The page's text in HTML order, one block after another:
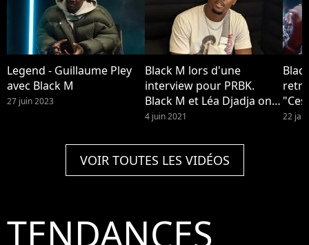
Legend - Guillaume Pley
avec Black M
27 juin 2023
Black M lors d'une
interview pour PRBK.
Black M et Léa Djadja ont
eu peur que leur enfant
bébé, l'artiste se confie
dans Closer
4 juin 2021 22
VOIR TOUTES LES VIDÉOS
TENDANCES